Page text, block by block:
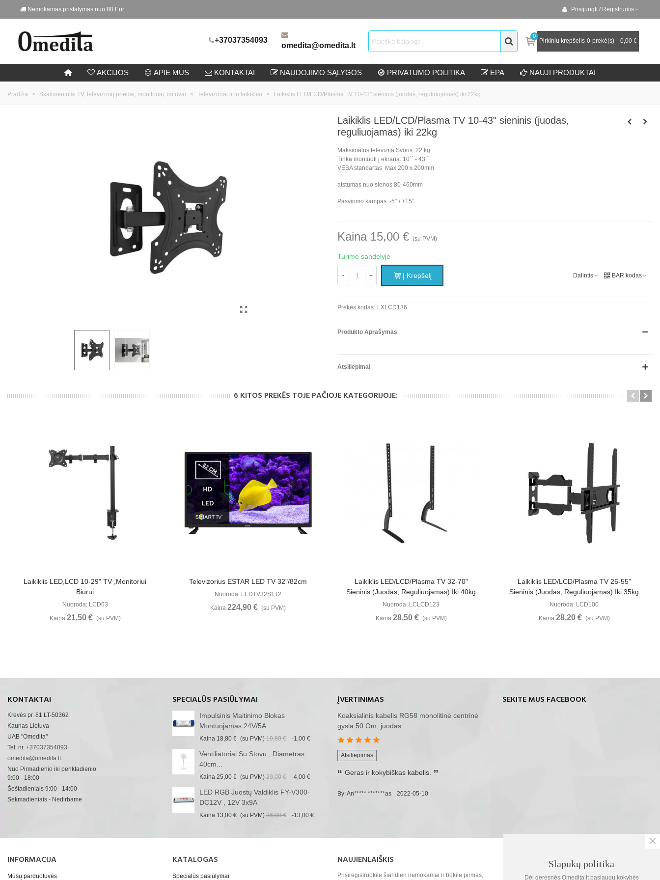
Nemokamas pristatymas nuo 80 Eur. Prisijungti / Registruotis
+37037354093
omedita@omedita.lt
0
Pirkinių krepšelis 0 prekė(s) - 0,00 €
AKCIJOS APIE MUS KONTAKTAI NAUDOJIMO SĄLYGOS PRIVATUMO POLITIKA EPA NAUJI PRODUKTAI
Pradžia > Skaitmeniniai TV, televizorių priedai, monitoriai, imtuvai > Televizoriai ir ju laikikliai > Laikiklis LED/LCD/Plasma TV 10-43" sieninis (juodas, reguliuojamas) iki 22kg
Laikiklis LED/LCD/Plasma TV 10-43" sieninis (juodas,
reguliuojamas) iki 22kg
Maksimalus televizija Svoris: 22 kg
Tinka montuoti į ekraną: 10`` - 43 ``
VESA standartas Max 200 x 200mm
atstumas nuo sienos 80-460mm
Pasvirimo kampas: -5° / +15°
Kaina 15,00 € (su PVM)
Turime sandelyje
- + Į Krepšelį Dalintis BAR kodas
Prekės kodas: LXLCD136
Produkto Aprašymas
Atsiliepimai
6 KITOS PREKĖS TOJE PAČIOJE KATEGORIJOJE:
Žiūrėti Daugiau
Laikiklis LED,LCD 10-29" TV ,monitoriui
Biurui
Nuoroda: LCD63
Kaina 21,50 € (su PVM)
Žiūrėti Daugiau
Televizorius ESTAR LED TV 32"/82cm
Nuoroda: LEDTV32S1T2
Kaina 224,90 € (su PVM)
Žiūrėti Daugiau
Laikiklis LED/LCD/Plasma TV 32-70"
Sieninis (juodas, Reguliuojamas) Iki 40kg
Nuoroda: LCLCD123
Kaina 28,50 € (su PVM)
Žiūrėti Daugiau
Laikiklis LED/LCD/Plasma TV 26-55"
Sieninis (juodas, Reguliuojamas) Iki 35kg
Nuoroda: LCD100
Kaina 28,20 € (su PVM)
KONTAKTAI
Krėvės pr. 81 LT-50362
Kaunas Lietuva
UAB "Omedita"
Tel. nr. +37037354093
omedita@omedita.lt
Nuo Pirmadienio iki penktadienio
9:00 - 18:00
Šeštadieniais 9:00 - 14:00
Sekmadieniais - Nedirbame
SPECIALŪS PASIŪLYMAI
Impulsinis Maitinimo Blokas
Montuojamas 24V/5A...
Kaina 18,80 € (su PVM) 19,80 € -1,00 €
Ventiliatoriai Su Stovu , Diametras
40cm...
Kaina 25,00 € (su PVM) 29,00 € -4,00 €
LED RGB Juostų Valdiklis FY-V300-
DC12V , 12V 3x9A
Kaina 13,00 € (su PVM) 26,00 € -13,00 €
ĮVERTINIMAS
Koaksialinis kabelis RG58 monolitinė centrinė
gysla 50 Om, juodas
Atsiliepimas
Geras ir kokybiškas kabelis.
By: An***** *******as 2022-05-10
SEKITE MUS FACEBOOK
INFORMACIJA
Mūsų parduotuvės
KATALOGAS
Specialūs pasiūlymai
NAUJIENLAIŠKIS
Prisiregistruokite šiandien nemokamai ir būkite pirmas,
Krepšelis
Slapukų politika
Dėl geresnės Omedita.lt paslaugų kokybės
×